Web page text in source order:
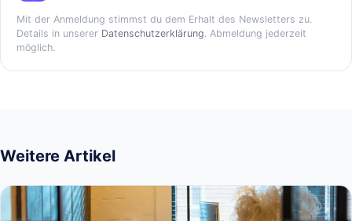
Mit der Anmeldung stimmst du dem Erhalt des Newsletters zu.
Details in unserer Datenschutzerklärung. Abmeldung jederzeit
möglich.
Weitere Artikel